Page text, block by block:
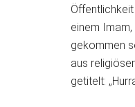
einem
gekommen
aus
getitelt: